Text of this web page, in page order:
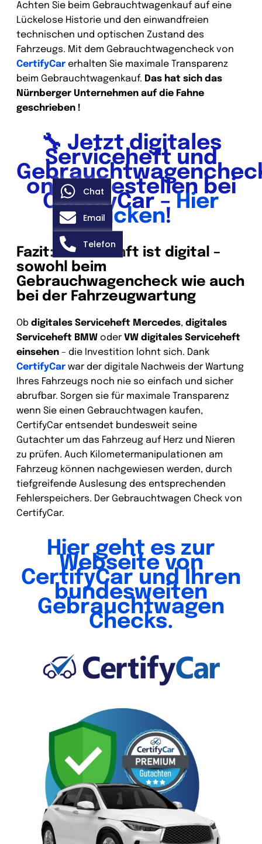
Achten Sie beim Gebrauchtwagenkauf auf eine
Lückelose Historie und den einwandfreien
technischen und optischen Zustand des
Fahrzeugs. Mit dem Gebrauchtwagencheck von
CertifyCar erhalten Sie maximale Transparenz
beim Gebrauchtwagenkauf. Das hat sich das
Nürnberger Unternehmen auf die Fahne
geschrieben !
🔧 Jetzt digitales
Serviceheft und
online bestellen bei
CertifyCar – Hier
klicken!
Fazit: Die Zukunft ist digital –
sowohl beim
Gebrauchwagencheck wie auch
bei der Fahrzeugwartung
Ob digitales Serviceheft Mercedes, digitales
Serviceheft BMW oder VW digitales Serviceheft
einsehen – die Investition lohnt sich. Dank
CertifyCar war der digitale Nachweis der Wartung
Ihres Fahrzeugs noch nie so einfach und sicher
abrufbar. Sorgen sie für maximale Transparenz
wenn Sie einen Gebrauchtwagen kaufen,
CertifyCar entsendet bundesweit seine
Gutachter um das Fahrzeug auf Herz und Nieren
zu prüfen. Auch Kilometermanipulationen am
Fahrzeug können nachgewiesen werden, durch
tiefgreifende Auslesung des entsprechenden
Fehlerspeichers. Der Gebrauchtwagen Check von
CertifyCar.
Hier geht es zur
Webseite von
CertifyCar und Ihren
bundesweiten
Gebrauchtwagen
Checks.
Chat
Email
Telefon